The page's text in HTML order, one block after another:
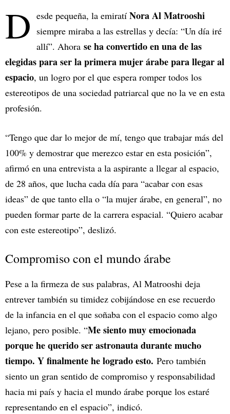
D esde pequeña, la emiratí Nora Al Matrooshi
siempre miraba a las estrellas y decía: “Un día iré
allí”. Ahora se ha convertido en una de las
elegidas para ser la primera mujer árabe para llegar al
espacio, un logro por el que espera romper todos los
estereotipos de una sociedad patriarcal que no la ve en esta
profesión.
“Tengo que dar lo mejor de mí, tengo que trabajar más del
100% y demostrar que merezco estar en esta posición”,
afirmó en una entrevista a la aspirante a llegar al espacio,
de 28 años, que lucha cada día para “acabar con esas
ideas” de que tanto ella o “la mujer árabe, en general”, no
pueden formar parte de la carrera espacial. “Quiero acabar
con este estereotipo”, deslizó.
Compromiso con el mundo árabe
Pese a la firmeza de sus palabras, Al Matrooshi deja
entrever también su timidez cobijándose en ese recuerdo
de la infancia en el que soñaba con el espacio como algo
lejano, pero posible. “Me siento muy emocionada
porque he querido ser astronauta durante mucho
tiempo. Y finalmente he logrado esto. Pero también
siento un gran sentido de compromiso y responsabilidad
hacia mi país y hacia el mundo árabe porque los estaré
representando en el espacio”, indicó.